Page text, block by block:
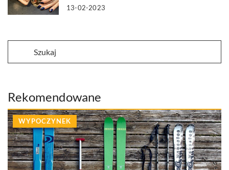
13-02-2023
Rekomendowane
WYPOCZYNEK